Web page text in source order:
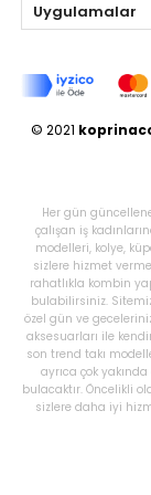
Uygulamalar
© 2021
Her gün
çalışan iş
modelleri, kolye,
sizlere hizmet
rahatlıkla kombin
bulabilirsiniz.
özel gün ve
aksesuarları ile
son trend takı
ayrıca çok
bulacaktır. Öncelikli
sizlere daha iyi